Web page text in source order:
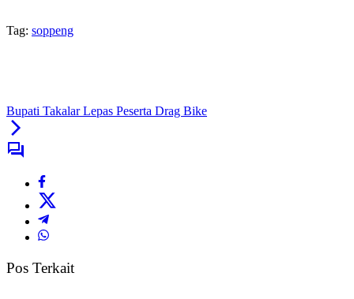
Tag: soppeng
Bupati Takalar Lepas Peserta Drag Bike
Pos Terkait